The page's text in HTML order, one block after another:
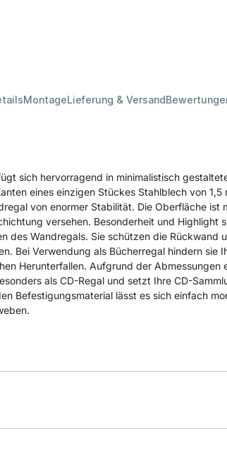
MontageLieferung & Versand
sich hervorragend in minimalistisch
eines einzigen Stückes Stahlblech von 1,5
von enormer Stabilität. Die Oberfläche ist
versehen. Besonderheit und Highlight
des Wandregals. Sie schützen die Rückwand
Bei Verwendung als Bücherregal hindern sie
Herunterfallen. Aufgrund der Abmessungen
als CD-Regal und setzt Ihre CD-
Befestigungsmaterial lässt es sich einfach